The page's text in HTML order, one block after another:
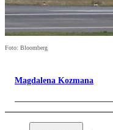
Foto: Bloomberg
Magdalena Kozmana